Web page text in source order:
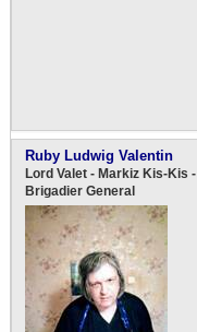
Ruby Ludwig Valentin
Lord Valet - Markiz Kis-Kis -
Brigadier General